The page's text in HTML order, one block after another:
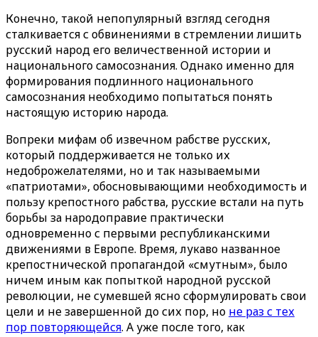
Конечно, такой непопулярный взгляд сегодня
сталкивается с обвинениями в стремлении лишить
русский народ его величественной истории и
национального самосознания. Однако именно для
формирования подлинного национального
самосознания необходимо попытаться понять
настоящую историю народа.
Вопреки мифам об извечном рабстве русских,
который поддерживается не только их
недоброжелателями, но и так называемыми
«патриотами», обосновывающими необходимость и
пользу крепостного рабства, русские встали на путь
борьбы за народоправие практически
одновременно с первыми республиканскими
движениями в Европе. Время, лукаво названное
крепостнической пропагандой «смутным», было
ничем иным как попыткой народной русской
революции, не сумевшей ясно сформулировать свои
цели и не завершенной до сих пор, но не раз с тех
пор повторяющейся. А уже после того, как